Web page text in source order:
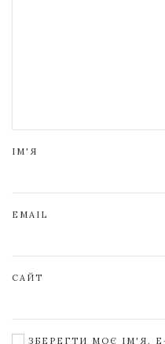
ІМ'Я
EMAIL
САЙТ
ЗБЕРЕГТИ МОЄ ІМ'Я,